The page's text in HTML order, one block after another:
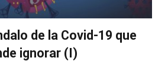
de la Covid-19 que
ignorar (I)